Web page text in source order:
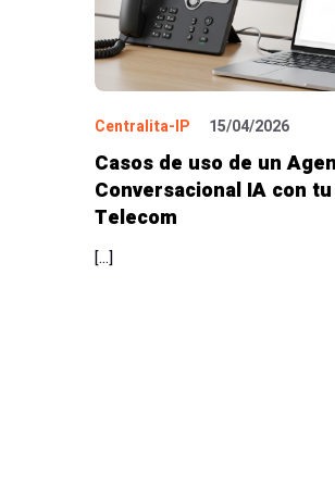
Centralita-IP 15/04/2026
Casos de uso de un
Conversacional IA con
Telecom
[…]